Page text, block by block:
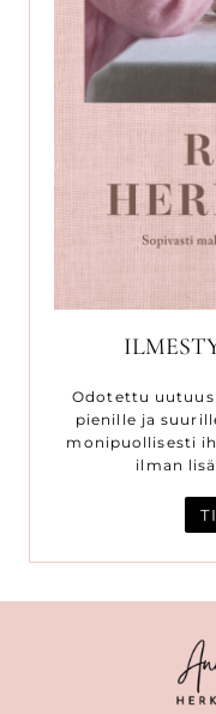
Odotettu
pienille ja
monipuollisesti
ilman